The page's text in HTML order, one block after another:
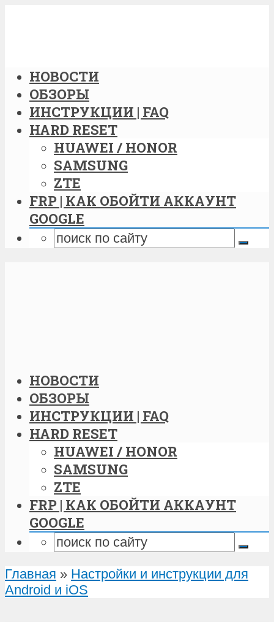
НОВОСТИ
ОБЗОРЫ
ИНСТРУКЦИИ | FAQ
HARD RESET
HUAWEI / HONOR
SAMSUNG
ZTE
FRP | КАК ОБОЙТИ АККАУНТ
GOOGLE
НОВОСТИ
ОБЗОРЫ
ИНСТРУКЦИИ | FAQ
HARD RESET
HUAWEI / HONOR
SAMSUNG
ZTE
FRP | КАК ОБОЙТИ АККАУНТ
GOOGLE
Главная » Настройки и инструкции для
Android и iOS